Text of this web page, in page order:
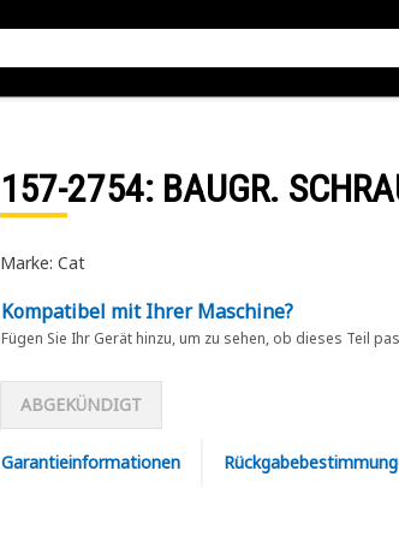
157-2754: BAUGR.
Marke: Cat
Kompatibel mit Ihrer Maschine?
Fügen Sie Ihr Gerät hinzu, um zu sehen, ob dieses Teil
ABGEKÜNDIGT
Garantieinformationen